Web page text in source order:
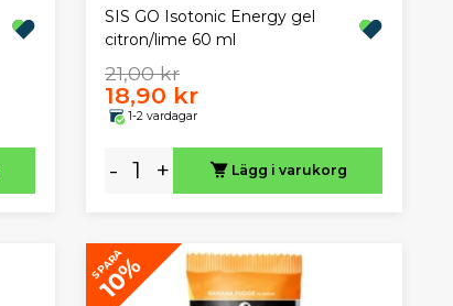
SIS GO Isotonic Energy gel
citron/lime 60 ml
21,00 kr
18,90 kr
1-2 vardagar
- + Lägg i varukorg
SPARA
10%